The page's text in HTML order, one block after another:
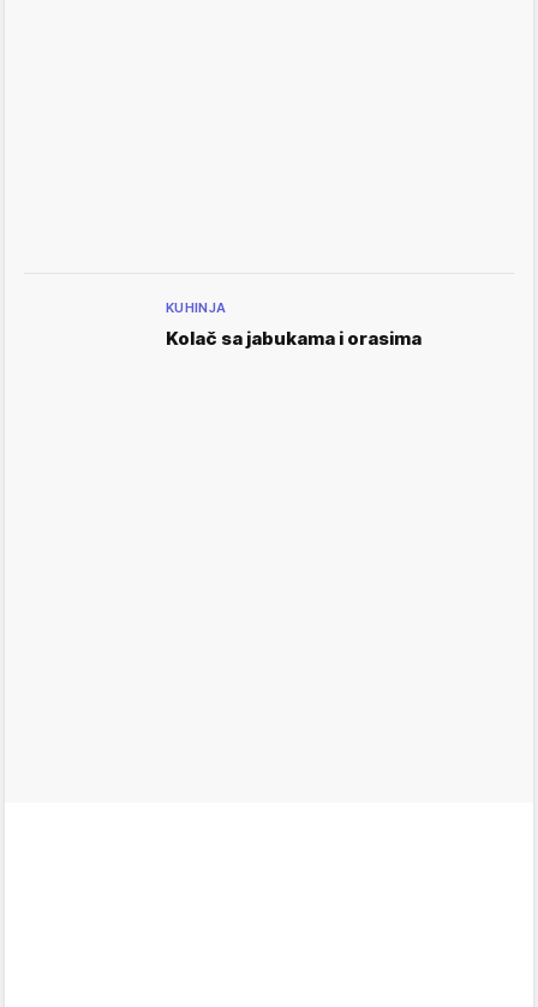
KUHINJA
Kolač sa jabukama i orasima